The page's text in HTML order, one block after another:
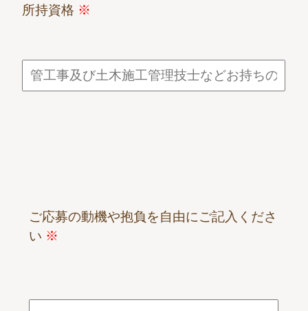
所持資格 ※
ご応募の動機や抱負を自由にご記入くださ
い ※